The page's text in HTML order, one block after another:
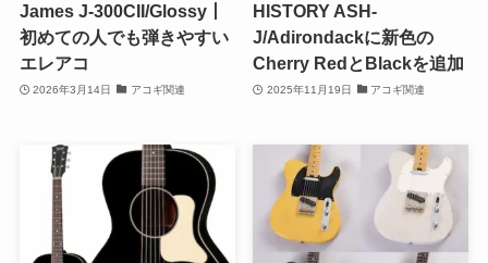
James J-300CII/Glossy丨
初めての人でも弾きやすい
エレアコ
2026年3月14日 アコギ関連
HISTORY ASH-
J/Adirondackに新色の
Cherry RedとBlackを追加
2025年11月19日 アコギ関連